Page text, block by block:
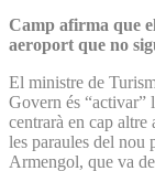
Camp afirma que
aeroport que no
El ministre de
Govern és “activar”
centrarà en cap
les paraules del nou
Armengol, que va